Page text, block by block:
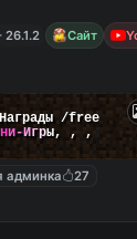
26.1.2 Сайт
Награды /free
ни-Игры, , ,
админка
27